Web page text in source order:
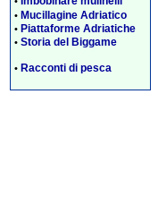
• Mucillagine Adriatico
• Piattaforme Adriatiche
• Storia del Biggame
• Racconti di pesca